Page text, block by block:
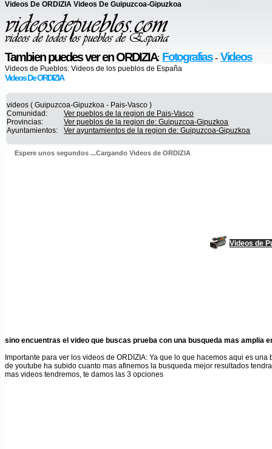
Videos De ORDIZIA Videos De Guipuzcoa-Gipuzkoa
Tambien puedes ver en ORDIZIA: Fotografias- Videos
Videos de Pueblos: Videos de los pueblos de España
Videos De ORDIZIA
videos ( Guipuzcoa-Gipuzkoa - Pais-Vasco )
Comunidad:
Ver pueblos de la region de Pais-Vasco
Provincias:
Ver pueblos de la region de: Guipuzcoa-Gipuzkoa
Ayuntamientos:
Ver ayuntamientos de la region de: Guipuzcoa-Gipuzkoa
Espere unos segundos ...Cargando Videos de ORDIZIA
Videos de
sino encuentras el video que buscas prueba con una busqueda mas amplia
Importante para ver los videos de ORDIZIA: Ya que lo que hacemos aqui es
de youtube ha subido cuanto mas afinemos la busqueda mejor resultados
mas videos tendremos, te damos las 3 opciones